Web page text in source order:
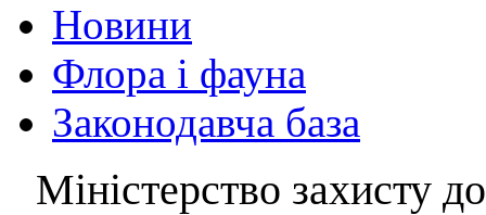
Новини
Флора і фауна
Законодавча база
Міністерство захисту